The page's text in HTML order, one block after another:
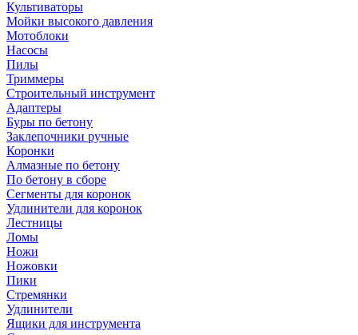
Культиваторы
Мойки высокого давления
Мотоблоки
Насосы
Пилы
Триммеры
Строительный инструмент
Адаптеры
Буры по бетону
Заклепочники ручные
Коронки
Алмазные по бетону
По бетону в сборе
Сегменты для коронок
Удлинители для коронок
Лестницы
Ломы
Ножи
Ножовки
Пики
Стремянки
Удлинители
Ящики для инструмента